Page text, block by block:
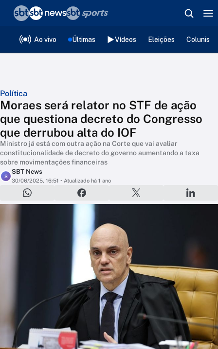
Ao vivo Últimas Vídeos Eleições
Política
Moraes será relator no STF de ação
que questiona decreto do Congresso
que derrubou alta do IOF
Ministro já está com outra ação na Corte que vai avaliar
constitucionalidade de decreto do governo aumentando a taxa
sobre movimentações financeiras
S
SBT News
30/06/2025, 16:51 • Atualizado há 1 ano
❮voltar
Editorias